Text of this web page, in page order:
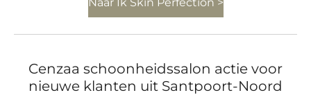
Cenzaa schoonheidssalon actie voor
nieuwe klanten uit Santpoort-Noord